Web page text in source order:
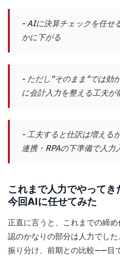
- AIに決算チェックを任せ
かに下がる
- ただし"そのまま"では効
に会計入力を整える工夫が
- 工夫すると仕訳は増える
連携・RPAの下準備で人力
これまで人力でやってき
今回AIに任せてみた
正直に言うと、これまでの締
認のかなりの部分は人力でし
振り分け、前期との比較——目